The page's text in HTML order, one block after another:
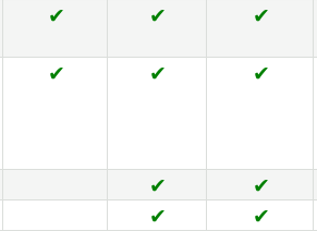
✔ ✔ ✔
✔ ✔ ✔
✔
✔
✔
✔